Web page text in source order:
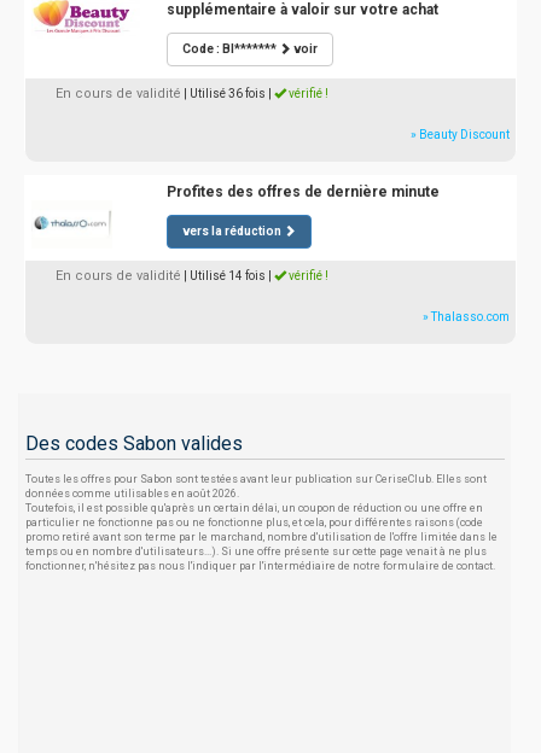
supplémentaire à valoir sur votre achat
Code : BI******* voir
En cours de validité | Utilisé 36 fois vérifié !
» Beauty Discount
Profites des offres de dernière minute
vers la réduction
En cours de validité | Utilisé 14 fois vérifié !
» Thalasso.com
Des codes Sabon valides
Toutes les offres pour Sabon sont testées avant leur publication sur CeriseClub. Elles sont
données comme utilisables en août 2026.
Toutefois, il est possible qu'après un certain délai, un coupon de réduction ou une offre en
particulier ne fonctionne pas ou ne fonctionne plus, et cela, pour différentes raisons (code
promo retiré avant son terme par le marchand, nombre d'utilisation de l'offre limitée dans le
temps ou en nombre d'utilisateurs...). Si une offre présente sur cette page venait à ne plus
fonctionner, n'hésitez pas nous l'indiquer par l'intermédiaire de notre formulaire de contact.